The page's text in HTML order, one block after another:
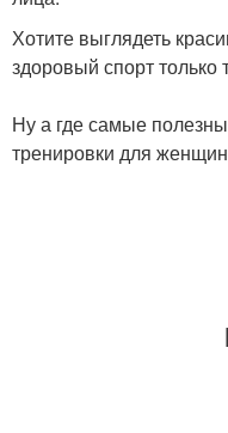
Хотите выглядеть
здоровый спорт только
Ну а где самые
тренировки для